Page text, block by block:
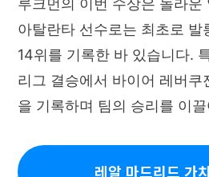
루크먼의 이번 수상은 놀라운
아탈란타 선수로는 최초로 발
14위를 기록한 바 있습니다.
리그 결승에서 바이어 레버쿠
을 기록하며 팀의 승리를 이
레알 마드리드 가